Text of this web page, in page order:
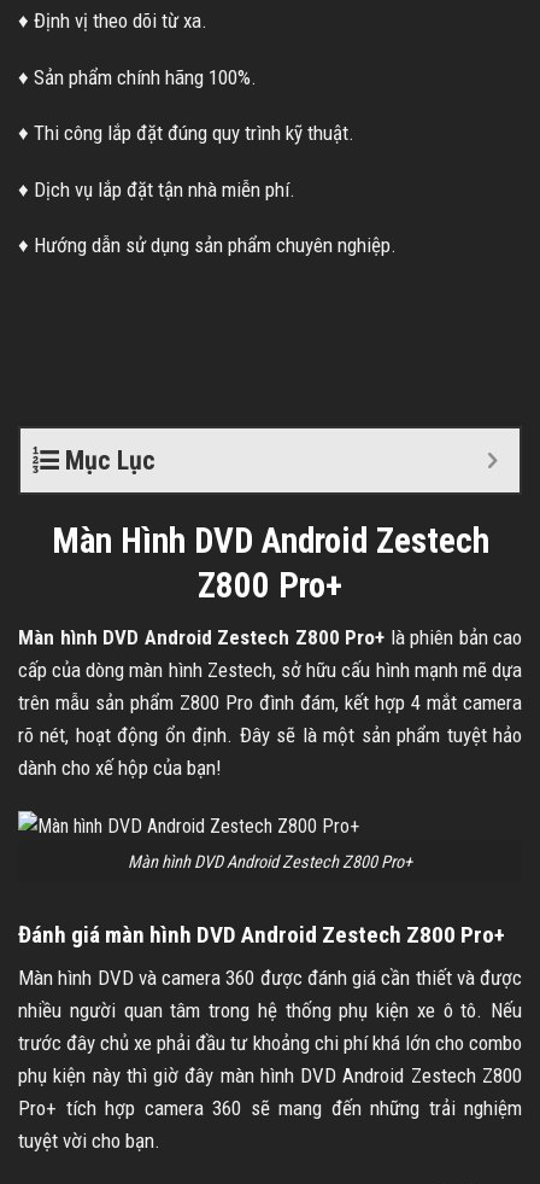
♦ Định vị theo dõi từ xa.
♦ Sản phẩm chính hãng 100%.
♦ Thi công lắp đặt đúng quy trình kỹ thuật.
♦ Dịch vụ lắp đặt tận nhà miễn phí.
♦ Hướng dẫn sử dụng sản phẩm chuyên nghiệp.
Mục Lục
Màn Hình DVD Android Zestech
Z800 Pro+
Màn hình DVD Android Zestech Z800 Pro+ là phiên bản cao
cấp của dòng màn hình Zestech, sở hữu cấu hình mạnh mẽ dựa
trên mẫu sản phẩm Z800 Pro đình đám, kết hợp 4 mắt camera
rõ nét, hoạt động ổn định. Đây sẽ là một sản phẩm tuyệt hảo
dành cho xế hộp của bạn!
Màn hình DVD Android Zestech Z800 Pro+
Đánh giá màn hình DVD Android Zestech Z800 Pro+
Màn hình DVD và camera 360 được đánh giá cần thiết và được
nhiều người quan tâm trong hệ thống phụ kiện xe ô tô. Nếu
trước đây chủ xe phải đầu tư khoảng chi phí khá lớn cho combo
phụ kiện này thì giờ đây màn hình DVD Android Zestech Z800
Pro+ tích hợp camera 360 sẽ mang đến những trải nghiệm
tuyệt vời cho bạn.